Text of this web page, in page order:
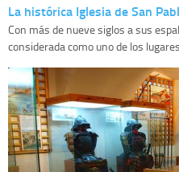
La histórica Iglesia de San
Con más de nueve siglos a sus
considerada como uno de los